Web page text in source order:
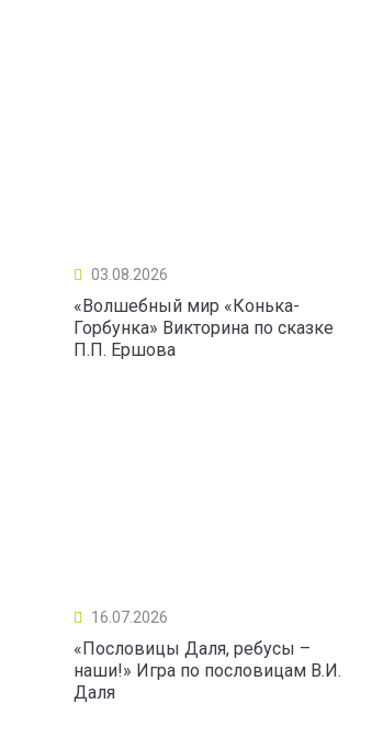
03.08.2026
«Волшебный мир «Конька-
Горбунка» Викторина по сказке
П.П. Ершова
16.07.2026
«Пословицы Даля, ребусы –
наши!» Игра по пословицам В.И.
Даля